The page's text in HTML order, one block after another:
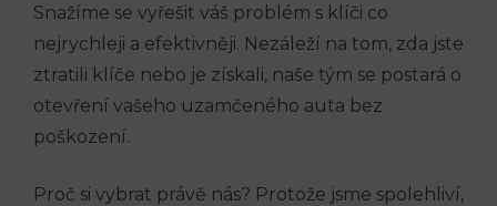
Snažíme se vyřešit váš problém s ​klíči co
nejrychleji a efektivněji. ​Nezáleží na tom, ​zda jste
​ztratili klíče ​nebo je získali,​ naše tým se postará o
otevření vašeho uzamčeného​ auta bez
poškození.
Proč ​si ⁣vybrat právě nás? Protože jsme spolehliví,